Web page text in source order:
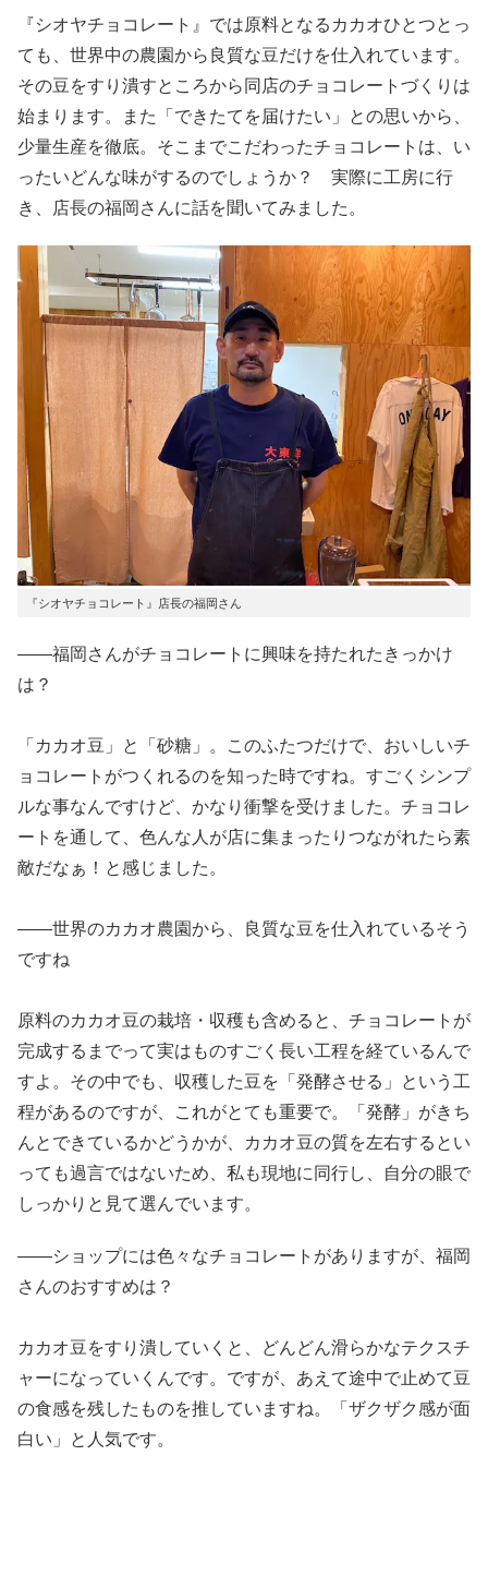
『シオヤチョコレート』では原料となるカカオひとつとっ
ても、世界中の農園から良質な豆だけを仕入れています。
その豆をすり潰すところから同店のチョコレートづくりは
始まります。また「できたてを届けたい」との思いから、
少量生産を徹底。そこまでこだわったチョコレートは、い
ったいどんな味がするのでしょうか？ 実際に工房に行
き、店長の福岡さんに話を聞いてみました。
『シオヤチョコレート』店長の福岡さん
――福岡さんがチョコレートに興味を持たれたきっかけ
は？
「カカオ豆」と「砂糖」。このふたつだけで、おいしいチ
ョコレートがつくれるのを知った時ですね。すごくシンプ
ルな事なんですけど、かなり衝撃を受けました。チョコレ
ートを通して、色んな人が店に集まったりつながれたら素
敵だなぁ！と感じました。
――世界のカカオ農園から、良質な豆を仕入れているそう
ですね
原料のカカオ豆の栽培・収穫も含めると、チョコレートが
完成するまでって実はものすごく長い工程を経ているんで
すよ。その中でも、収穫した豆を「発酵させる」という工
程があるのですが、これがとても重要で。「発酵」がきち
んとできているかどうかが、カカオ豆の質を左右するとい
っても過言ではないため、私も現地に同行し、自分の眼で
しっかりと見て選んでいます。
――ショップには色々なチョコレートがありますが、福岡
さんのおすすめは？
カカオ豆をすり潰していくと、どんどん滑らかなテクスチ
ャーになっていくんです。ですが、あえて途中で止めて豆
の食感を残したものを推していますね。「ザクザク感が面
白い」と人気です。